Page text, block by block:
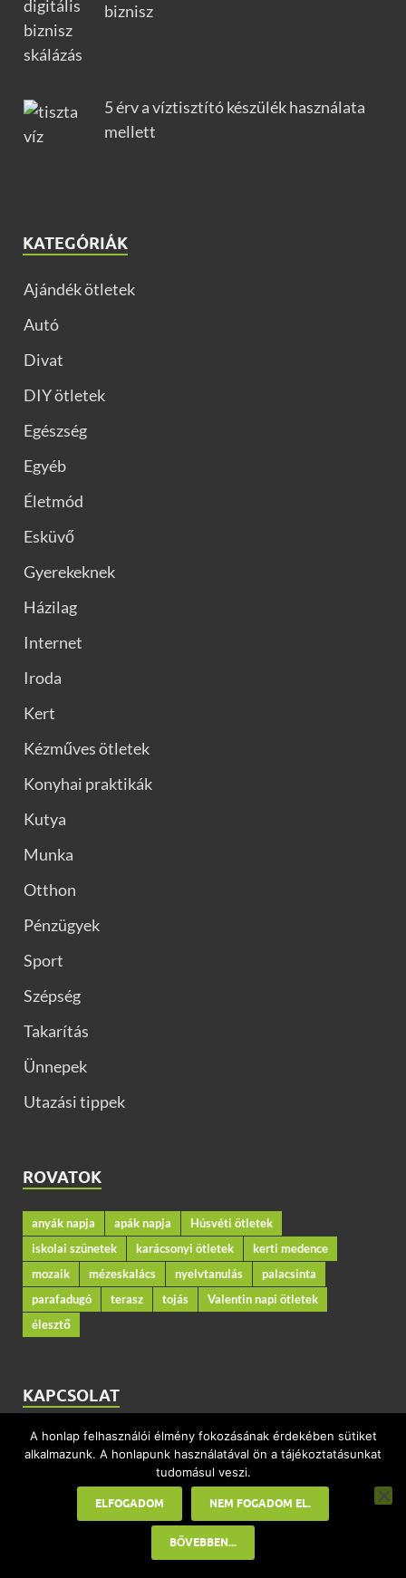
biznisz
5 érv a víztisztító készülék használata
mellett
KATEGÓRIÁK
Ajándék ötletek
Autó
Divat
DIY ötletek
Egészség
Egyéb
Életmód
Esküvő
Gyerekeknek
Házilag
Internet
Iroda
Kert
Kézműves ötletek
Konyhai praktikák
Kutya
Munka
Otthon
Pénzügyek
Sport
Szépség
Takarítás
Ünnepek
Utazási tippek
ROVATOK
anyák napja apák napja
Húsvéti ötletek
iskolai szünetek
karácsonyi ötletek
kerti medence
mozaik
mézeskalács nyelvtanulás
palacsinta
parafadugó
terasz tojás
Valentin napi ötletek
élesztő
KAPCSOLAT
Kerekesi Éva SEO szakember
Impresszum
Adatkezelési tájékoztató
A honlap felhasználói élmény fokozásának érdekében sütiket
alkalmazunk. A honlapunk használatával ön a tájékoztatásunkat
tudomásul veszi.
ELFOGADOM NEM FOGADOM EL.
BŐVEBBEN...